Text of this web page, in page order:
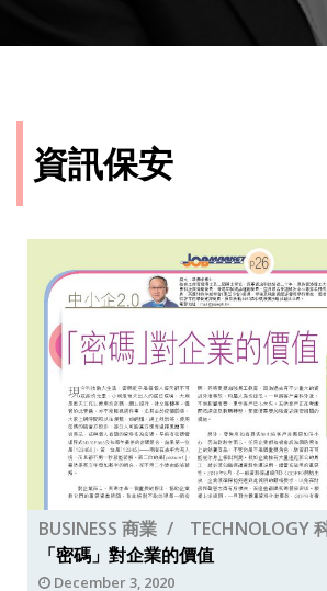
資訊保安
BUSINESS 商業
TECHNOLOGY
「密碼」對企業的價值
December 3, 2020